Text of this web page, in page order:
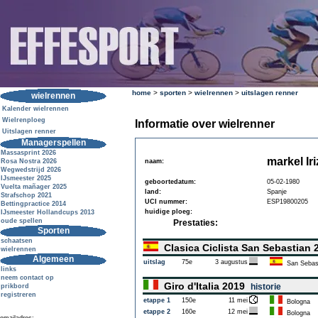
wielrennen
Kalender wielrennen
Wielrenploeg
Uitslagen renner
Managerspellen
Massasprint 2026
Rosa Nostra 2026
Wegwedstrijd 2026
IJsmeester 2025
Vuelta mañager 2025
Strafschop 2021
Bettingpractice 2014
IJsmeester Hollandcups 2013
oude spellen
Sporten
schaatsen
wielrennen
Algemeen
links
neem contact op
prikbord
registreren
home > sporten > wielrennen > uitslagen renner
Informatie over wielrenner
naam: markel
geboortedatum:
05-02-1980
land:
Spanje
UCI nummer:
ESP19800205
huidige ploeg:
Prestaties:
Clasica Ciclista San Sebastian
uitslag 75e 3 augustus San
Giro d'Italia 2019 historie
etappe 1 150e 11 mei
Bologna
etappe 2
160e 12 mei
Bologna